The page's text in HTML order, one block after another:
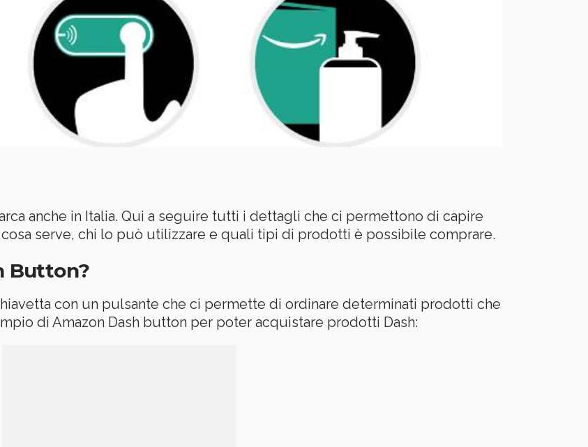
anche in Italia. Qui a seguire tutti i dettagli che ci permettono di capire
cosa serve, chi lo può utilizzare e quali tipi di prodotti è possibile comprare.
Button?
con un pulsante che ci permette di ordinare determinati prodotti che
di Amazon Dash button per poter acquistare prodotti Dash: